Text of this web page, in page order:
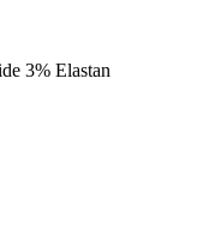
3% Elastan